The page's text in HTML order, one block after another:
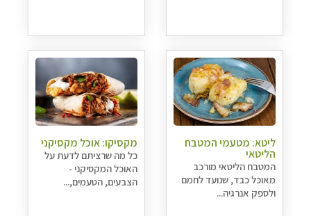
ליטא: מטעמי המטבח
הליטאי
המטבח הליטאי מורכב
מאוכל כבד, שנועד לחמם
ולספק אנרגיה...
מקסיקו: אוכל מקסיקני
כל מה שרציתם לדעת על
האוכל המקסיקני -
הצבעים, הטעמים,...